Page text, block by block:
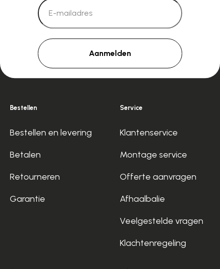
Aanmelden
Bestellen
Bestellen en levering
Betalen
Retourneren
Garantie
Service
Klantenservice
Montage service
Offerte aanvragen
Afhaalbalie
Veelgestelde vragen
Klachtenregeling